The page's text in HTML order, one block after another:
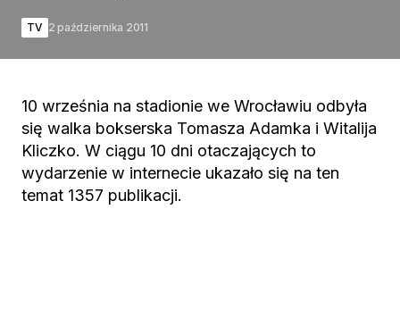
TV 2 października 2011
10 września na stadionie we Wrocławiu odbyła
się walka bokserska Tomasza Adamka i Witalija
Kliczko. W ciągu 10 dni otaczających to
wydarzenie w internecie ukazało się na ten
temat 1357 publikacji.